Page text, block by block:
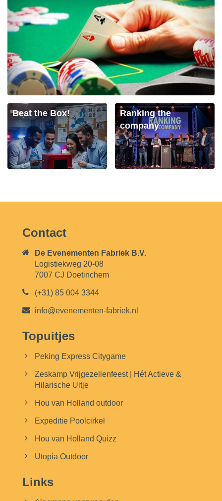
Beat the Box!
Ranking the
company
Contact
De Evenementen Fabriek B.V.
Logistiekweg 20-08
7007 CJ Doetinchem
(+31) 85 004 3344
info@evenementen-fabriek.nl
Topuitjes
Peking Express Citygame
Zeskamp Vrijgezellenfeest | Hét Actieve &
Hilarische Uitje
Hou van Holland outdoor
Expeditie Poolcirkel
Hou van Holland Quizz
Utopia Outdoor
Links